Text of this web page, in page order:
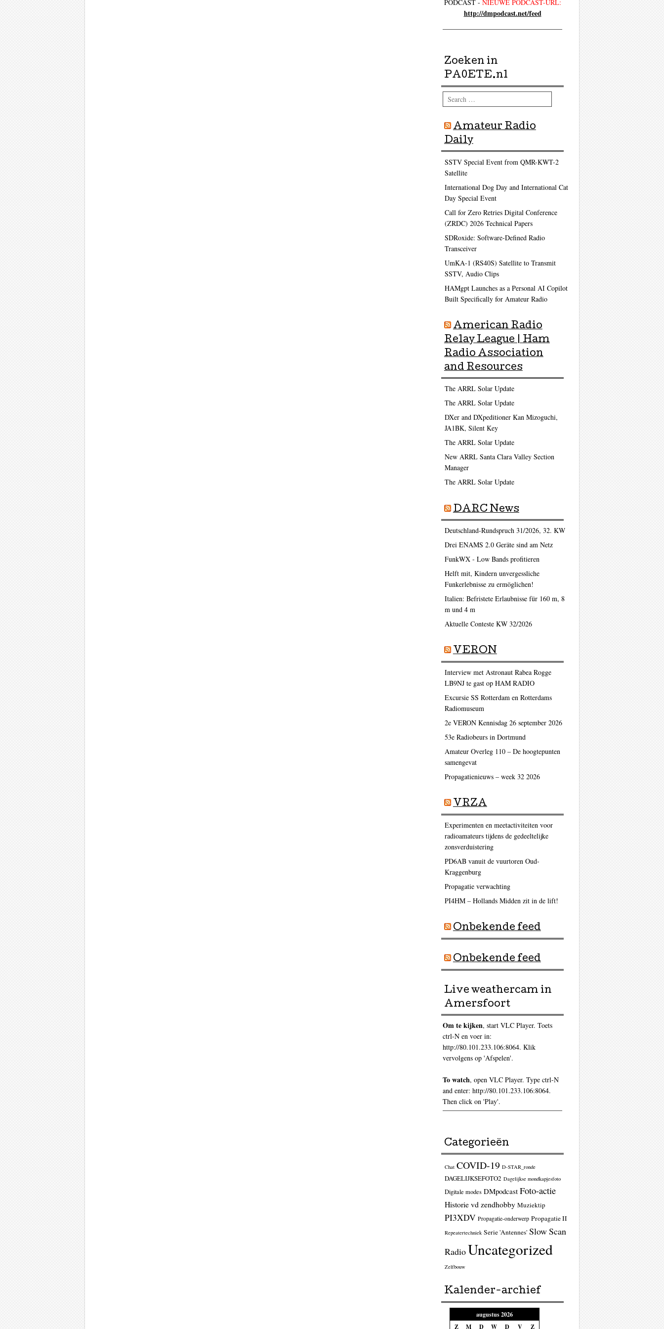
PODCAST - NIEUWE PODCAST-URL:
http://dmpodcast.net/feed
Zoeken in
PA0ETE.nl
Search
Amateur Radio
Daily
SSTV Special Event from QMR-KWT-2
Satellite
International Dog Day and International Cat
Day Special Event
Call for Zero Retries Digital Conference
(ZRDC) 2026 Technical Papers
SDRoxide: Software-Defined Radio
Transceiver
UmKA-1 (RS40S) Satellite to Transmit
SSTV, Audio Clips
HAMgpt Launches as a Personal AI Copilot
Built Specifically for Amateur Radio
American Radio
Relay League | Ham
Radio Association
and Resources
The ARRL Solar Update
The ARRL Solar Update
DXer and DXpeditioner Kan Mizoguchi,
JA1BK, Silent Key
The ARRL Solar Update
New ARRL Santa Clara Valley Section
Manager
The ARRL Solar Update
DARC News
Deutschland-Rundspruch 31/2026, 32. KW
Drei ENAMS 2.0 Geräte sind am Netz
FunkWX - Low Bands profitieren
Helft mit, Kindern unvergessliche
Funkerlebnisse zu ermöglichen!
Italien: Befristete Erlaubnisse für 160 m, 8
m und 4 m
Aktuelle Conteste KW 32/2026
VERON
Interview met Astronaut Rabea Rogge
LB9NJ te gast op HAM RADIO
Excursie SS Rotterdam en Rotterdams
Radiomuseum
2e VERON Kennisdag 26 september 2026
53e Radiobeurs in Dortmund
Amateur Overleg 110 – De hoogtepunten
samengevat
Propagatienieuws – week 32 2026
VRZA
Experimenten en meetactiviteiten voor
radioamateurs tijdens de gedeeltelijke
zonsverduistering
PD6AB vanuit de vuurtoren Oud-
Kraggenburg
Propagatie verwachting
PI4HM – Hollands Midden zit in de lift!
Onbekende feed
Onbekende feed
Live weathercam in
Amersfoort
Om te kijken, start VLC Player. Toets
ctrl-N en voer in:
http://80.101.233.106:8064. Klik
vervolgens op 'Afspelen'.
To watch, open VLC Player. Type ctrl-N
and enter: http://80.101.233.106:8064.
Then click on 'Play'.
Categorieën
Chat COVID-19 D-STAR_ronde
DAGELIJKSEFOTO2 Dagelijkse mondkapjesfoto
Digitale modes DMpodcast Foto-actie
Historie vd zendhobby Muziektip
PI3XDV Propagatie-onderwerp Propagatie II
Repeatertechniek Serie 'Antennes' Slow Scan
RadioUncategorized
Zelfbouw
Kalender-archief
augustus 2026
Z
M D W D V Z